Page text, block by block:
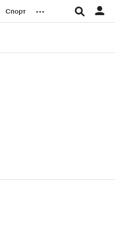
Спорт ...